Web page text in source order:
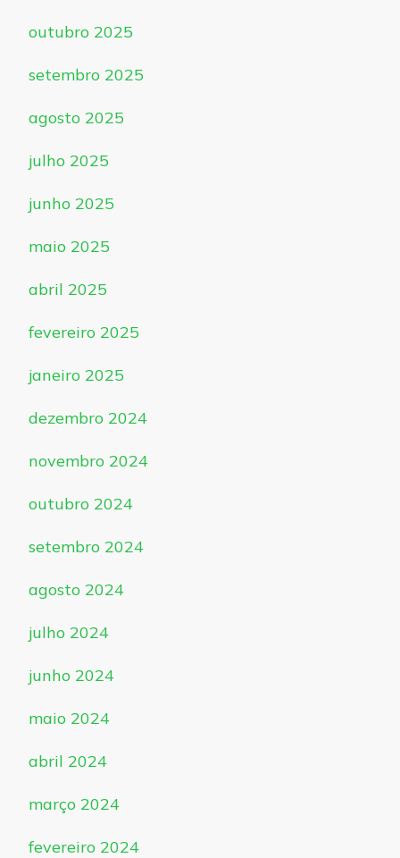
outubro 2025
setembro 2025
agosto 2025
julho 2025
junho 2025
maio 2025
abril 2025
fevereiro 2025
janeiro 2025
dezembro 2024
novembro 2024
outubro 2024
setembro 2024
agosto 2024
julho 2024
junho 2024
maio 2024
abril 2024
março 2024
fevereiro 2024